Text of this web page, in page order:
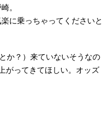
。
に乗っちゃってくださいと
か？）来ていないそうなの
がってきてほしい。オッズ